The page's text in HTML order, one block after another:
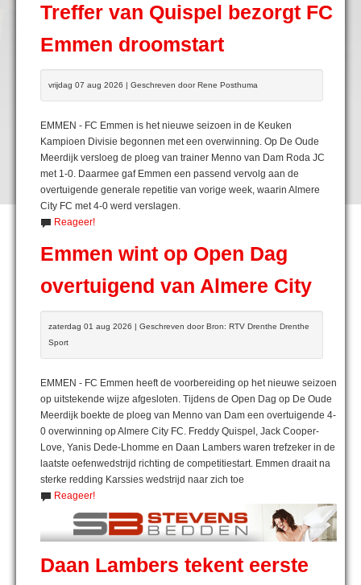
Treffer van Quispel bezorgt FC
Emmen droomstart
vrijdag 07 aug 2026 | Geschreven door Rene Posthuma
EMMEN - FC Emmen is het nieuwe seizoen in de Keuken
Kampioen Divisie begonnen met een overwinning. Op De Oude
Meerdijk versloeg de ploeg van trainer Menno van Dam Roda JC
met 1-0. Daarmee gaf Emmen een passend vervolg aan de
overtuigende generale repetitie van vorige week, waarin Almere
City FC met 4-0 werd verslagen.
Reageer!
Emmen wint op Open Dag
overtuigend van Almere City
zaterdag 01 aug 2026 | Geschreven door Bron: RTV Drenthe Drenthe
Sport
EMMEN - FC Emmen heeft de voorbereiding op het nieuwe seizoen
op uitstekende wijze afgesloten. Tijdens de Open Dag op De Oude
Meerdijk boekte de ploeg van Menno van Dam een overtuigende 4-
0 overwinning op Almere City FC. Freddy Quispel, Jack Cooper-
Love, Yanis Dede-Lhomme en Daan Lambers waren trefzeker in de
laatste oefenwedstrijd richting de competitiestart. Emmen draait na
sterke redding Karssies wedstrijd naar zich toe
Reageer!
Daan Lambers tekent eerste